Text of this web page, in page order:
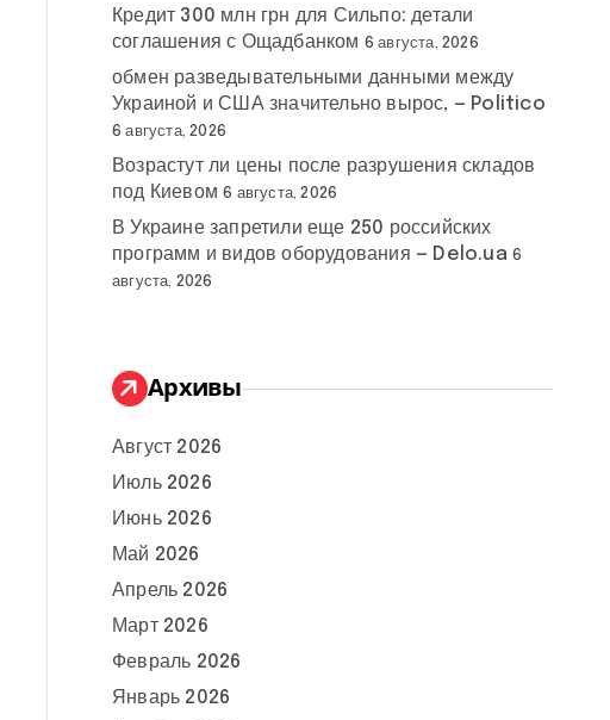
Кредит 300 млн грн для Сильпо: детали
соглашения с Ощадбанком 6 августа, 2026
обмен разведывательными данными между
Украиной и США значительно вырос, — Politico
6 августа, 2026
Возрастут ли цены после разрушения складов
под Киевом 6 августа, 2026
В Украине запретили еще 250 российских
программ и видов оборудования — Delo.ua 6
августа, 2026
Архивы
Август 2026
Июль 2026
Июнь 2026
Май 2026
Апрель 2026
Март 2026
Февраль 2026
Январь 2026